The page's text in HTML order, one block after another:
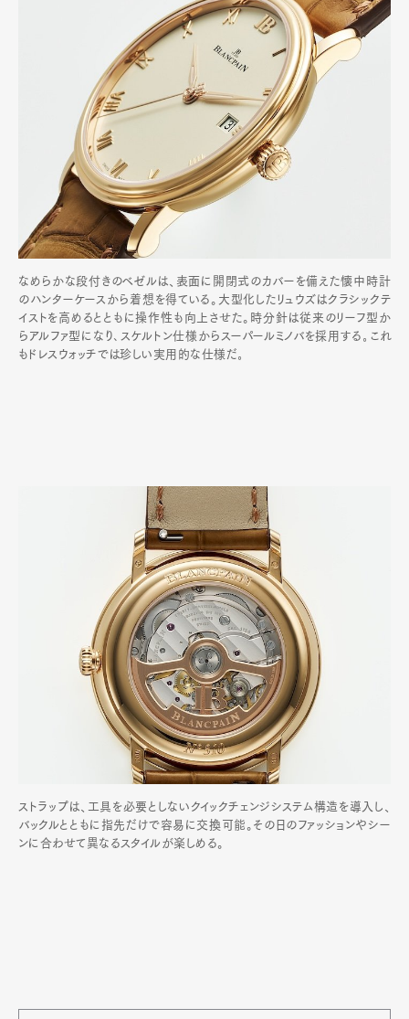
なめらかな段付きのベゼルは、表面に開閉式のカバーを備えた懐中時計
のハンターケースから着想を得ている。大型化したリュウズはクラシックテ
イストを高めるとともに操作性も向上させた。時分針は従来のリーフ型か
らアルファ型になり､スケルトン仕様からスーパールミノバを採用する｡これ
もドレスウォッチでは珍しい実用的な仕様だ｡
ストラップは、工具を必要としないクイックチェンジシステム構造を導入し、
バックルとともに指先だけで容易に交換可能。その日のファッションやシー
ンに合わせて異なるスタイルが楽しめる。